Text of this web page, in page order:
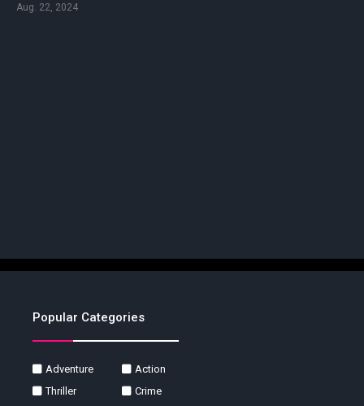
Aug. 22, 2024
Popular Categories
Adventure
Action
Thriller
Crime